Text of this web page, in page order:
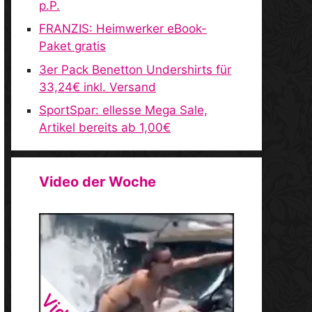
p.P.
FRANZIS: Heimwerker eBook-
Paket gratis
3er Pack Benetton Undershirts für
33,24€ inkl. Versand
SportSpar: ellesse Mega Sale,
Artikel bereits ab 1,00€
Video der Woche